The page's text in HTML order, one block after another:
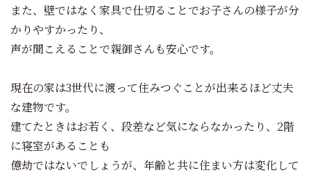
また、壁ではなく家具で仕切ることでお子さんの様子が分
かりやすかったり、
声が聞こえることで親御さんも安心です。
現在の家は3世代に渡って住みつぐことが出来るほど丈夫
な建物です。
建てたときはお若く、段差など気にならなかったり、2階
に寝室があることも
億劫ではないでしょうが、年齢と共に住まい方は変化して